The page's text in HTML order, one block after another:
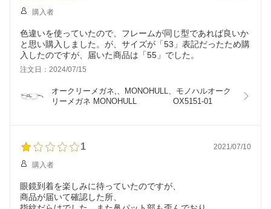
購入者
色違いを使っていたので、フレームが同じ型であれば良いか
と思い購入しました。が、サイズが「53」表記だったため購
入したのですが、届いた商品は「55」でした。
注文日：2024/07/15
オークリーメガネ,、MONOHULL、モノハルオーク
リーメガネ MONOHULL　 　　　 OX5151-01
1 2021/07/10
購入者
眼鏡到着を楽しみに待っていたのですが、
商品が届いて確認した所、